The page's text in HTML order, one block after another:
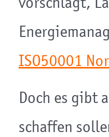
vorschlägt,
ISO50001
Doch es gibt
schaffen